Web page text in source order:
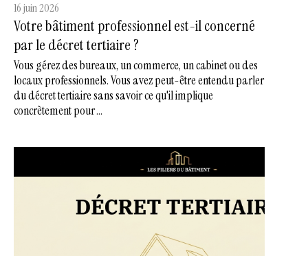
16 juin 2026
Votre bâtiment professionnel est-il concerné
par le décret tertiaire ?
Vous gérez des bureaux, un commerce, un cabinet ou des
locaux professionnels. Vous avez peut-être entendu parler
du décret tertiaire sans savoir ce qu'il implique
concrètement pour ...